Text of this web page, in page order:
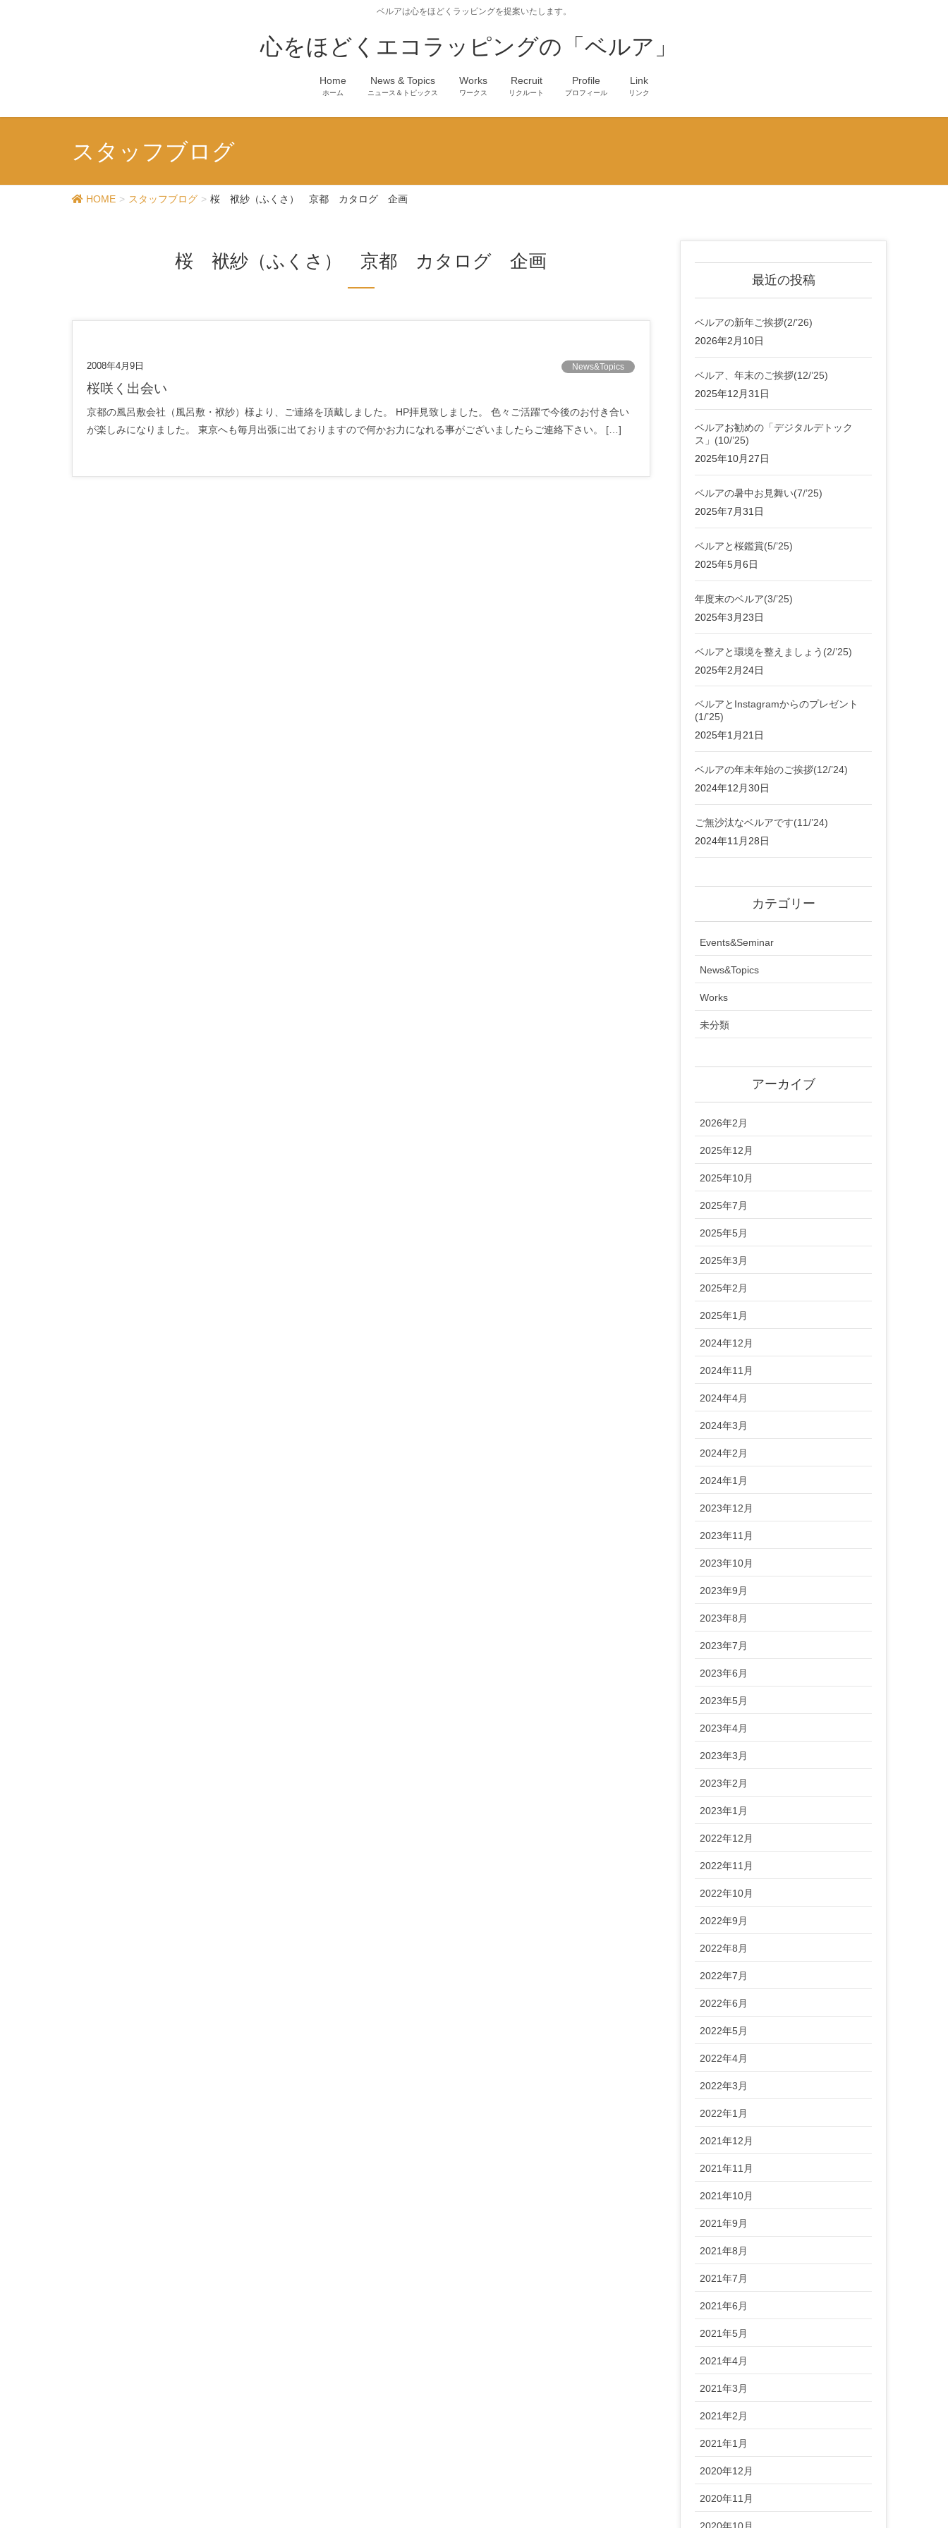
ベルアは心をほどくラッピングを提案いたします。
心をほどくエコラッピングの「ベルア」
Home
ホーム
News & Topics
ニュース＆トピックス
Works
ワークス
Recruit
リクルート
Profile
プロフィール
Link
リンク
スタッフブログ
HOME スタッフブログ 桜 袱紗（ふくさ） 京都 カタログ 企画
桜 袱紗（ふくさ） 京都 カタログ 企画
2008年4月9日 News&Topics
桜咲く出会い
京都の風呂敷会社（風呂敷・袱紗）様より、ご連絡を頂戴しました。 HP拝見致しました。 色々ご活躍で今後のお付き合い
が楽しみになりました。 東京へも毎月出張に出ておりますので何かお力になれる事がございましたらご連絡下さい。 […]
最近の投稿
ベルアの新年ご挨拶(2/’26)
2026年2月10日
ベルア、年末のご挨拶(12/’25)
2025年12月31日
ベルアお勧めの「デジタルデトック
ス」(10/’25)
2025年10月27日
ベルアの暑中お見舞い(7/’25)
2025年7月31日
ベルアと桜鑑賞(5/’25)
2025年5月6日
年度末のベルア(3/’25)
2025年3月23日
ベルアと環境を整えましょう(2/’25)
2025年2月24日
ベルアとInstagramからのプレゼント
(1/’25)
2025年1月21日
ベルアの年末年始のご挨拶(12/’24)
2024年12月30日
ご無沙汰なベルアです(11/’24)
2024年11月28日
カテゴリー
Events&Seminar
News&Topics
Works
未分類
アーカイブ
2026年2月
2025年12月
2025年10月
2025年7月
2025年5月
2025年3月
2025年2月
2025年1月
2024年12月
2024年11月
2024年4月
2024年3月
2024年2月
2024年1月
2023年12月
2023年11月
2023年10月
2023年9月
2023年8月
2023年7月
2023年6月
2023年5月
2023年4月
2023年3月
2023年2月
2023年1月
2022年12月
2022年11月
2022年10月
2022年9月
2022年8月
2022年7月
2022年6月
2022年5月
2022年4月
2022年3月
2022年1月
2021年12月
2021年11月
2021年10月
2021年9月
2021年8月
2021年7月
2021年6月
2021年5月
2021年4月
2021年3月
2021年2月
2021年1月
2020年12月
2020年11月
2020年10月